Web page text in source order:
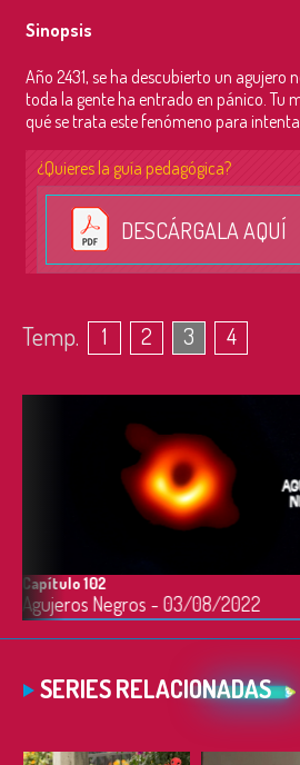
Sinopsis
Año 2431, se ha descubierto un agujero
toda la gente ha entrado en pánico. Tu
qué se trata este fenómeno para
¿Quieres la guía pedagógica?
DESCÁRGALA AQUÍ
Temp. 1 2 3 4
Capítulo 102
Agujeros Negros - 03/08/2022
SERIES RELACIONADAS